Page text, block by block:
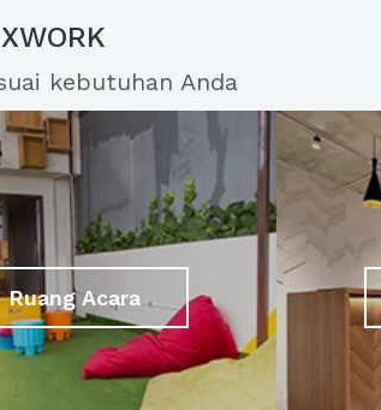
kebutuhan Anda
Ruang Acara